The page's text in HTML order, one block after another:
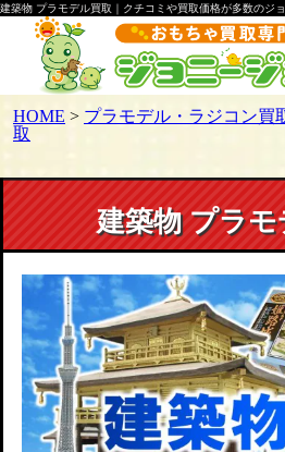
建築物 プラモデル買取｜クチコミや買取価格が多数のジ
HOME > プラモデル・ラジコン買
取
建築物 プラ